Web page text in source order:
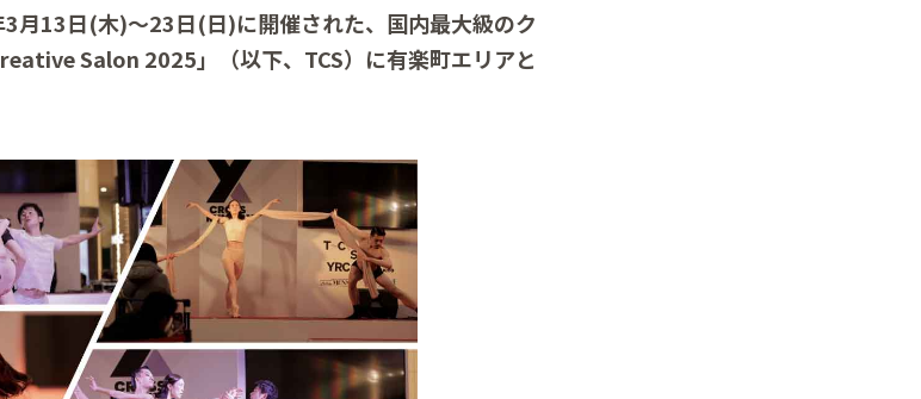
3月13日(木)～23日(日)に開催された、国内最大級のク
Salon 2025」（以下、TCS）に有楽町エリアと